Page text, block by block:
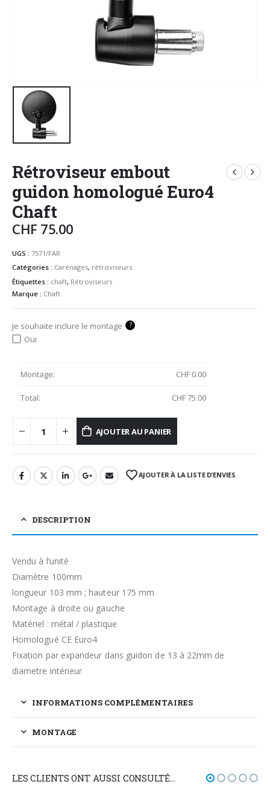
Rétroviseur embout
guidon homologué Euro4
Chaft
CHF 75.00
UGS : 7571/FAR
Catégories : Carénages, rétroviseurs
Étiquettes : chaft, Rétroviseurs
Marque : Chaft
Je souhaite inclure le montage ?
Oui
Montage: CHF 0.00
Total: CHF 75.00
AJOUTER AU PANIER
AJOUTER À LA LISTE D’ENVIES
DESCRIPTION
Vendu à l’unité
Diamètre 100mm
longueur 103 mm ; hauteur 175 mm
Montage à droite ou gauche
Matériel : métal / plastique
Homologué CE Euro4
Fixation par expandeur dans guidon de 13 à 22mm de
diametre intérieur
INFORMATIONS COMPLÉMENTAIRES
MONTAGE
LES CLIENTS ONT AUSSI CONSULTÉ…